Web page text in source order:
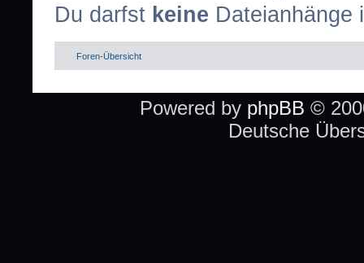
Du darfst keine Dateianhänge
Foren-Übersicht
Powered by phpBB ©
Deutsche